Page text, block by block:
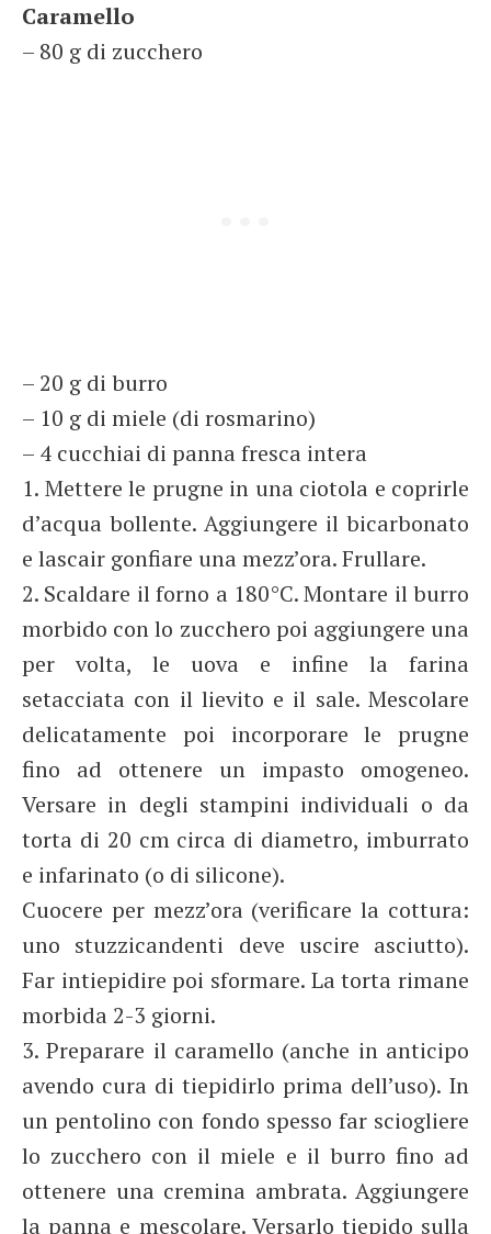
Caramello
– 80 g di zucchero
– 20 g di burro
– 10 g di miele (di rosmarino)
– 4 cucchiai di panna fresca intera
1. Mettere le prugne in una ciotola e coprirle
d’acqua bollente. Aggiungere il bicarbonato
e lascair gonfiare una mezz’ora. Frullare.
2. Scaldare il forno a 180°C. Montare il burro
morbido con lo zucchero poi aggiungere una
per volta, le uova e infine la farina
setacciata con il lievito e il sale. Mescolare
delicatamente poi incorporare le prugne
fino ad ottenere un impasto omogeneo.
Versare in degli stampini individuali o da
torta di 20 cm circa di diametro, imburrato
e infarinato (o di silicone).
Cuocere per mezz’ora (verificare la cottura:
uno stuzzicandenti deve uscire asciutto).
Far intiepidire poi sformare. La torta rimane
morbida 2-3 giorni.
3. Preparare il caramello (anche in anticipo
avendo cura di tiepidirlo prima dell’uso). In
un pentolino con fondo spesso far sciogliere
lo zucchero con il miele e il burro fino ad
ottenere una cremina ambrata. Aggiungere
la panna e mescolare. Versarlo tiepido sulla